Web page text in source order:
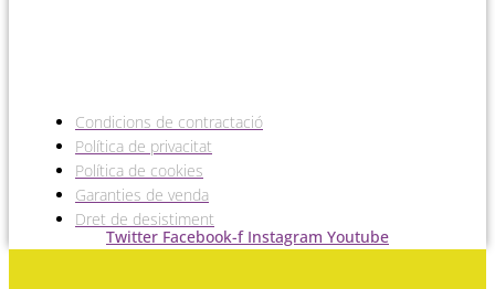
Condicions de contractació
Política de privacitat
Política de cookies
Garanties de venda
Dret de desistiment
Twitter Facebook-f Instagram Youtube